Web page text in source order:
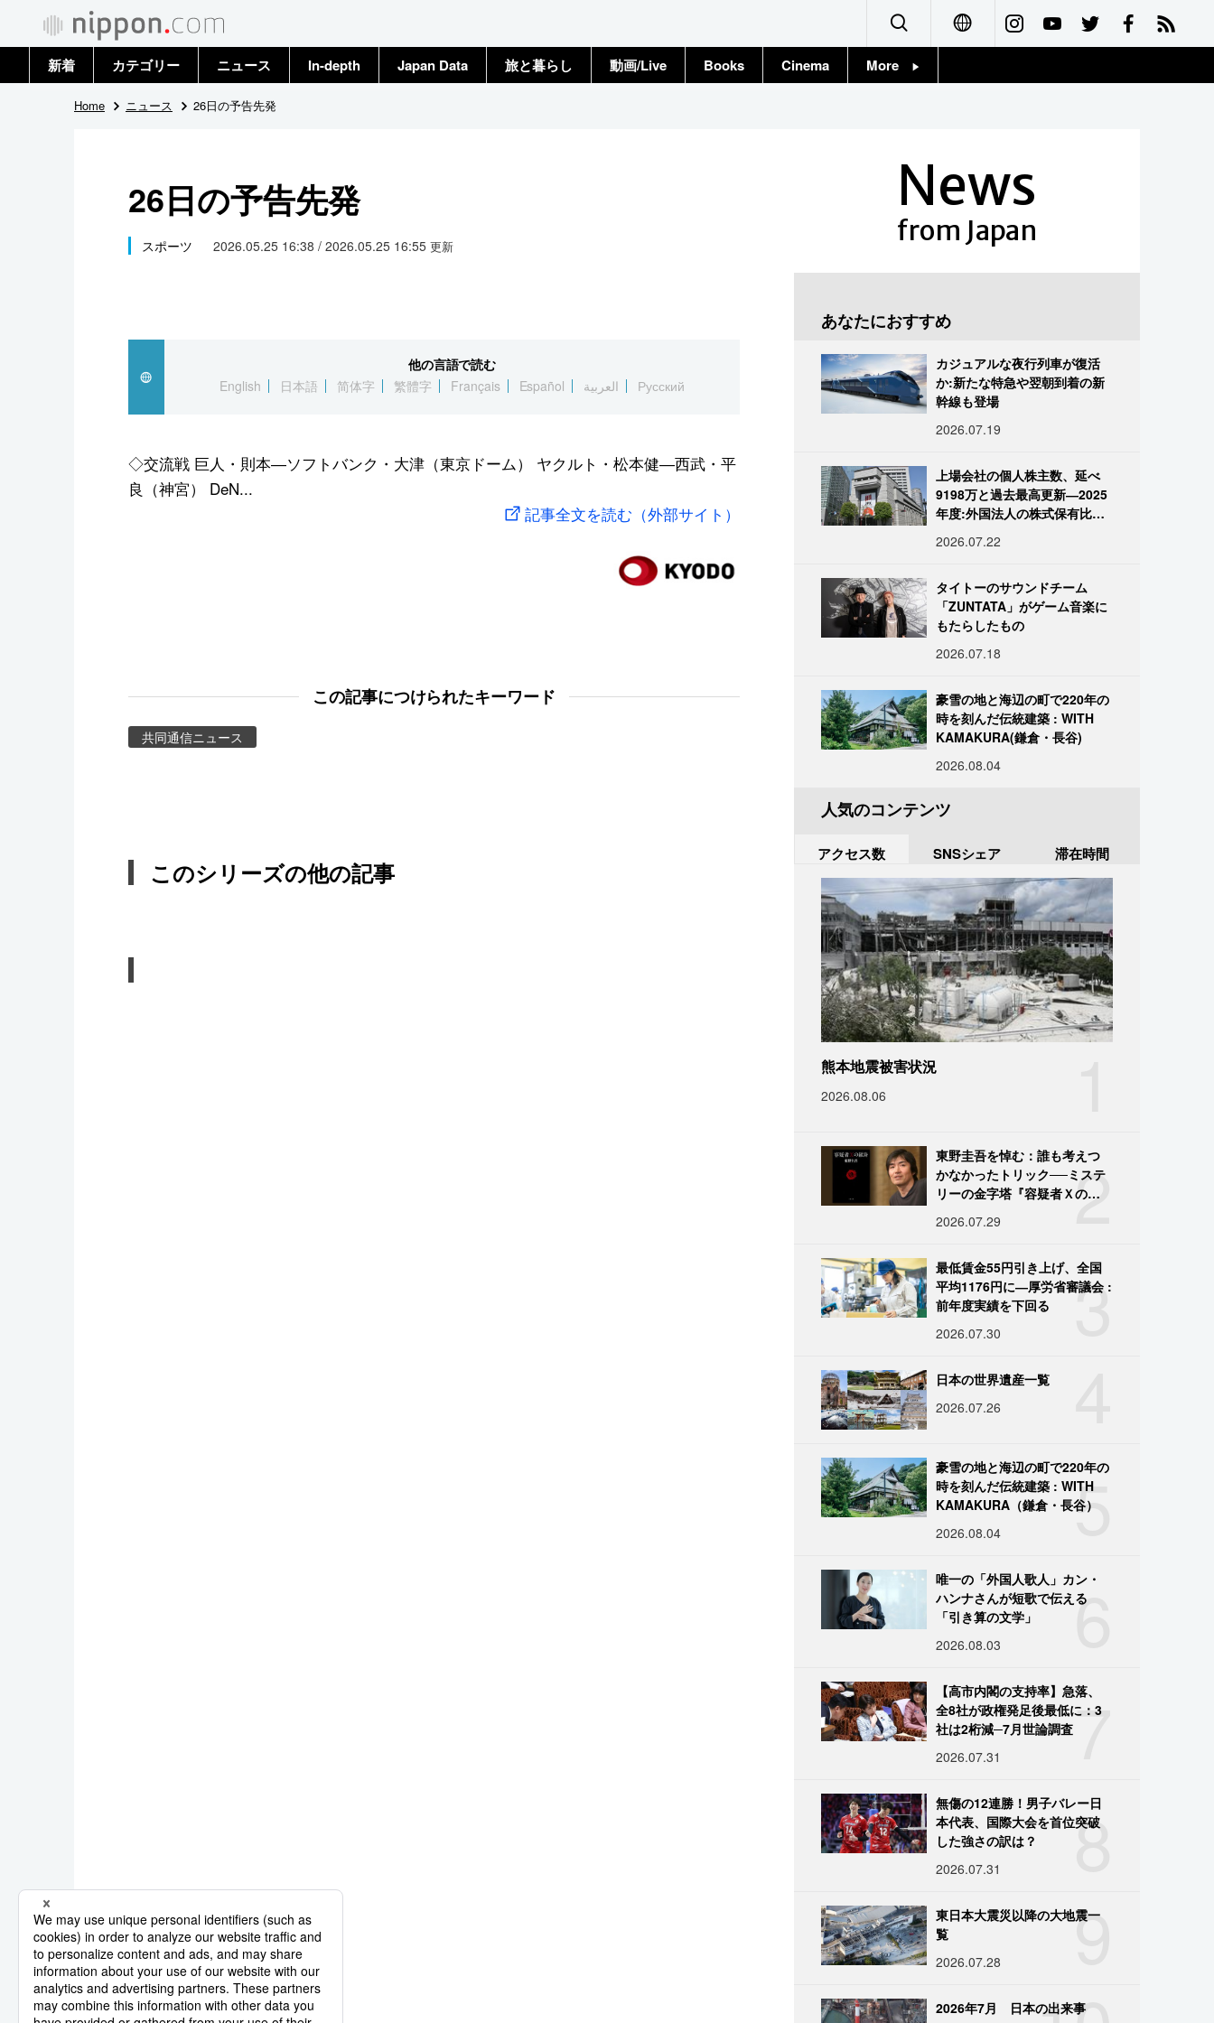
Français
新着 カテゴリー
政治・外交
国際
科学・技術
暮らし
ニュース
トップ
In-depth Japan Data 旅と暮らし 動画/Live Books Cinema More
Home ニュース 26日の予告先発
26日の予告先発
スポーツ 2026.05.25 16:38 / 2026.05.25 16:55 更新
他の言語で読む
English
日本語 简体字 繁體字 Français Español العربية Русский
◇交流戦 巨人・則本―ソフトバンク・大津（東京ドーム） ヤクルト・松本健―西武・平
良（神宮） DeN...
記事全文を読む（外部サイト）
この記事につけられたキーワード
共同通信ニュース
このシリーズの他の記事
News
from Japan
あなたにおすすめ
カジュアルな夜行列車が復活
か:新たな特急や翌朝到着の新
幹線も登場
2026.07.19
上場会社の個人株主数、延べ
9198万と過去最高更新―2025
年度:外国法人の株式保有比率
2026.07.22
タイトーのサウンドチーム
「ZUNTATA」がゲーム音楽に
もたらしたもの
2026.07.18
豪雪の地と海辺の町で220年の
時を刻んだ伝統建築 : WITH
KAMAKURA(鎌倉・長谷)
2026.08.04
人気のコンテンツ
アクセス数 SNSシェア 滞在時間
熊本地震被害状況
2026.08.06
2
東野圭吾を悼む：誰も考えつ
かなかったトリック──ミステ
リーの金字塔『容疑者Ｘの献
2026.07.29
3
最低賃金55円引き上げ、全国
平均1176円に―厚労省審議会 :
前年度実績を下回る
2026.07.30
日本の世界遺産一覧
2026.07.26
5
豪雪の地と海辺の町で220年の
時を刻んだ伝統建築 : WITH
KAMAKURA（鎌倉・長谷）
2026.08.04
6
唯一の「外国人歌人」カン・
ハンナさんが短歌で伝える
「引き算の文学」
2026.08.03
7
【高市内閣の支持率】急落、
全8社が政権発足後最低に：3
社は2桁減─7月世論調査
2026.07.31
8
無傷の12連勝！男子バレー日
本代表、国際大会を首位突破
した強さの訳は？
2026.07.31
9
東日本大震災以降の大地震一
覧
2026.07.28
2026年7月 日本の出来事